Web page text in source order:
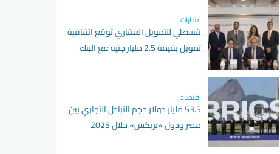
عقارات
قسطلي للتمويل العقاري توقع اتفاقية
تمويل بقيمة 2.5 مليار جنيه مع البنك
اقتصاد
53.5 مليار دولار حجم التبادل التجاري بين
مصر ودول «بريكس» خلال 2025